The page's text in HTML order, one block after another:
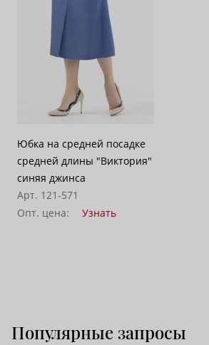
Юбка на средней посадке
средней длины "Виктория"
синяя джинса
Арт. 121-571
Опт. цена:
Узнать
Популярные запросы